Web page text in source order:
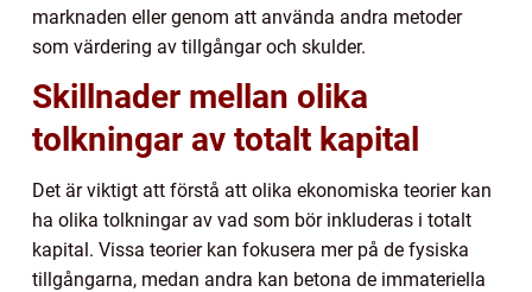
marknaden eller genom att använda andra metoder
som värdering av tillgångar och skulder.
Skillnader mellan olika
tolkningar av totalt kapital
Det är viktigt att förstå att olika ekonomiska teorier kan
ha olika tolkningar av vad som bör inkluderas i totalt
kapital. Vissa teorier kan fokusera mer på de fysiska
tillgångarna, medan andra kan betona de immateriella